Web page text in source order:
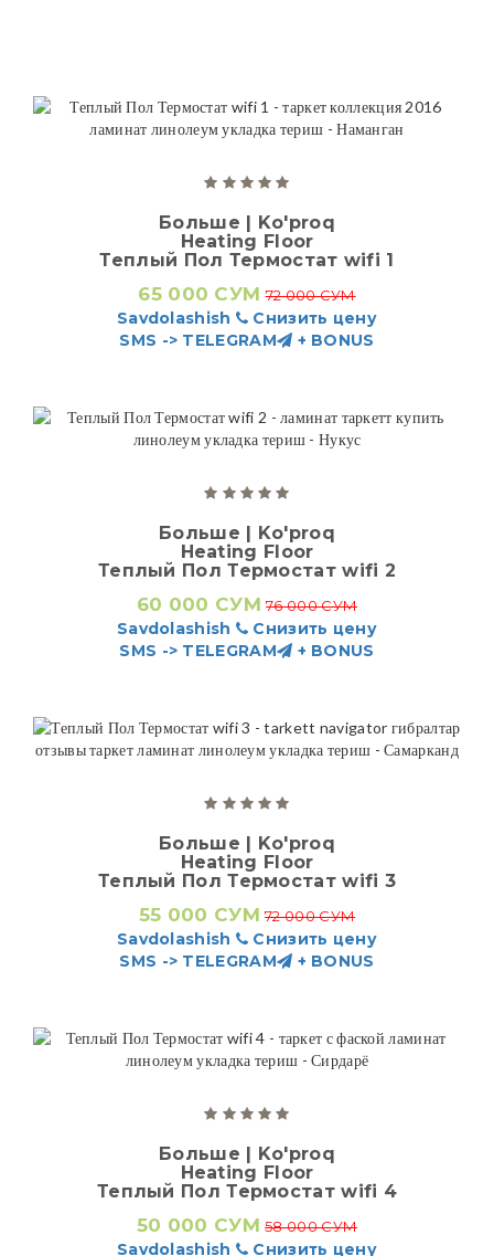
Больше | Ko'proq
Heating Floor
Теплый Пол Термостат wifi 1
65 000 СУМ 72 000 СУМ
Savdolashish
Снизить цену
SMS -> TELEGRAM
+ BONUS
Больше | Ko'proq
Heating Floor
Теплый Пол Термостат wifi 2
60 000 СУМ 76 000 СУМ
Savdolashish
Снизить цену
SMS -> TELEGRAM
+ BONUS
Больше | Ko'proq
Heating Floor
Теплый Пол Термостат wifi 3
55 000 СУМ 72 000 СУМ
Savdolashish
Снизить цену
SMS -> TELEGRAM
+ BONUS
Больше | Ko'proq
Heating Floor
Теплый Пол Термостат wifi 4
50 000 СУМ 58 000 СУМ
Savdolashish Снизить цену